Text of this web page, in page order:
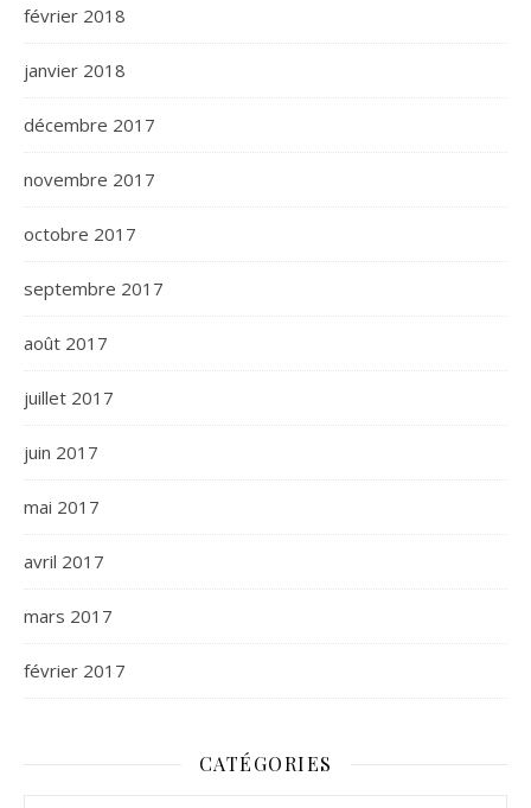
février 2018
janvier 2018
décembre 2017
novembre 2017
octobre 2017
septembre 2017
août 2017
juillet 2017
juin 2017
mai 2017
avril 2017
mars 2017
février 2017
CATÉGORIES